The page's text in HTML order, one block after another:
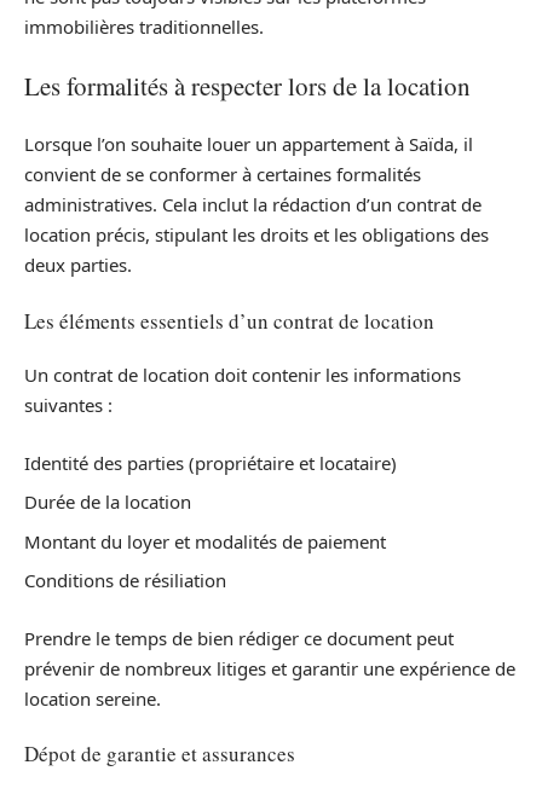
immobilières traditionnelles.
Les formalités à respecter lors de la location
Lorsque l’on souhaite louer un appartement à Saïda, il
convient de se conformer à certaines formalités
administratives. Cela inclut la rédaction d’un contrat de
location précis, stipulant les droits et les obligations des
deux parties.
Les éléments essentiels d’un contrat de location
Un contrat de location doit contenir les informations
suivantes :
Identité des parties (propriétaire et locataire)
Durée de la location
Montant du loyer et modalités de paiement
Conditions de résiliation
Prendre le temps de bien rédiger ce document peut
prévenir de nombreux litiges et garantir une expérience de
location sereine.
Dépot de garantie et assurances